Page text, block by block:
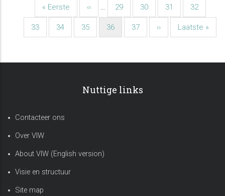
PaginatieEerste
« Eerste
Vorige
‹‹ … Pagina
29 Pagina
30 Pagina
31 Pagina
32
Pagina
33 Pagina
34 Pagina
35
Huidige
36 Pagina
37
Volgende
››
Laatste
Laatste »
Nuttige links
Contacteer ons
Over VIW
About VIW (English version)
Visie en structuur
Site map